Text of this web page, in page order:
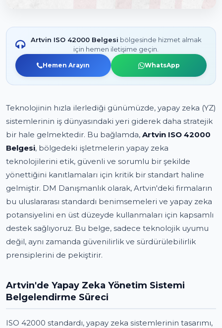
Artvin ISO 42000 Belgesi bölgesinde hizmet almak
için hemen iletişime geçin.
Hemen Arayın WhatsApp
Teknolojinin hızla ilerlediği günümüzde, yapay zeka (YZ)
sistemlerinin iş dünyasındaki yeri giderek daha stratejik
bir hale gelmektedir. Bu bağlamda, Artvin ISO 42000
Belgesi, bölgedeki işletmelerin yapay zeka
teknolojilerini etik, güvenli ve sorumlu bir şekilde
yönettiğini kanıtlamaları için kritik bir standart haline
gelmiştir. DM Danışmanlık olarak, Artvin'deki firmaların
bu uluslararası standardı benimsemeleri ve yapay zeka
potansiyelini en üst düzeyde kullanmaları için kapsamlı
destek sağlıyoruz. Bu belge, sadece teknolojik uyumu
değil, aynı zamanda güvenilirlik ve sürdürülebilirlik
prensiplerini de pekiştirir.
Artvin'de Yapay Zeka Yönetim Sistemi
Belgelendirme Süreci
ISO 42000 standardı, yapay zeka sistemlerinin tasarımı,